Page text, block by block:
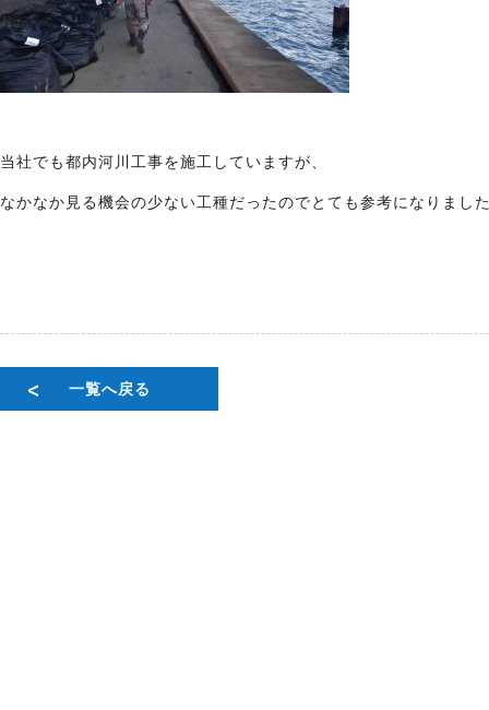
当社でも都内河川工事を施工していますが、
なかなか見る機会の少ない工種だったのでとても参考になりまし
一覧へ戻る